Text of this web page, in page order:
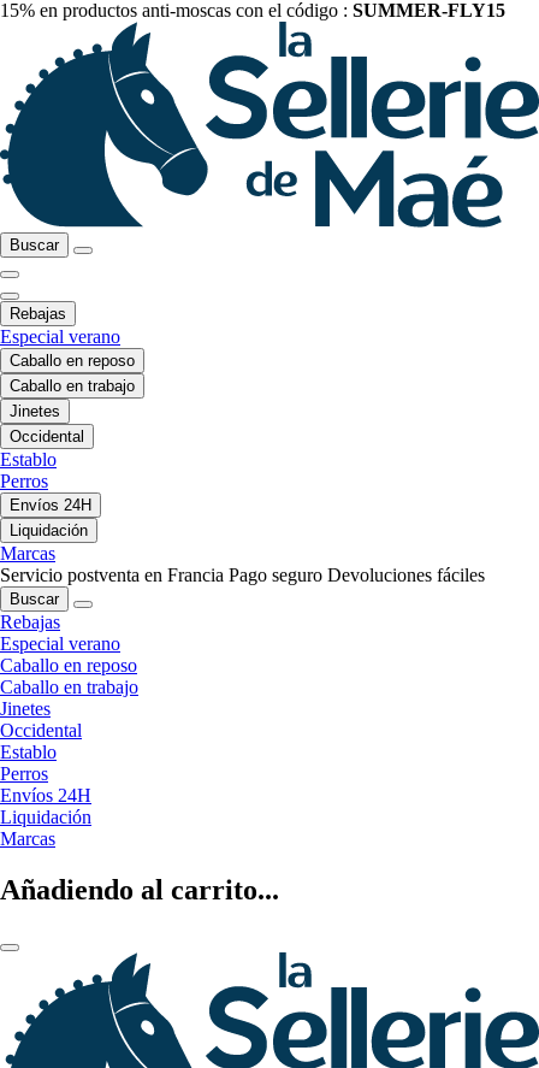
15% en productos anti-moscas con el código : SUMMER-FLY15
Buscar
Rebajas
Especial verano
Caballo en reposo
Caballo en trabajo
Jinetes
Occidental
Establo
Perros
Envíos 24H
Liquidación
Marcas
Servicio postventa en Francia Pago seguro Devoluciones fáciles
Buscar
Rebajas
Especial verano
Caballo en reposo
Caballo en trabajo
Jinetes
Occidental
Establo
Perros
Envíos 24H
Liquidación
Marcas
Añadiendo al carrito...